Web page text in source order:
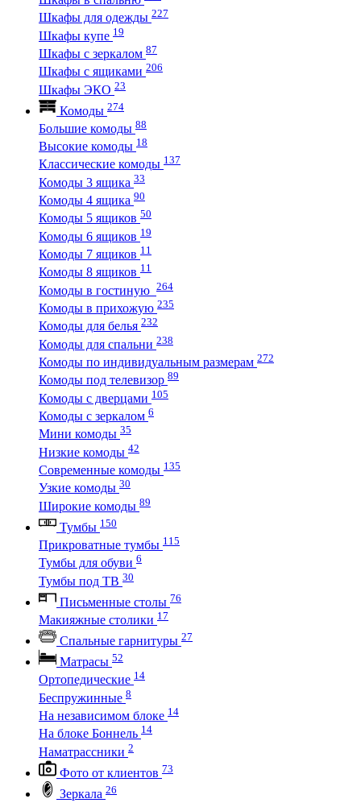
Шкафы для одежды 227
Шкафы купе 19
Шкафы с зеркалом 87
Шкафы с ящиками 206
Шкафы ЭКО 23
Комоды 274
Большие комоды 88
Высокие комоды 18
Классические комоды 137
Комоды 3 ящика 33
Комоды 4 ящика 90
Комоды 5 ящиков 50
Комоды 6 ящиков 19
Комоды 7 ящиков 11
Комоды 8 ящиков 11
Комоды в гостиную 264
Комоды в прихожую 235
Комоды для белья 232
Комоды для спальни 238
Комоды по индивидуальным размерам 272
Комоды под телевизор 89
Комоды с дверцами 105
Комоды с зеркалом 6
Мини комоды 35
Низкие комоды 42
Современные комоды 135
Узкие комоды 30
Широкие комоды 89
Тумбы 150
Прикроватные тумбы 115
Тумбы для обуви 6
Тумбы под ТВ 30
Письменные столы 76
Макияжные столики 17
Спальные гарнитуры 27
Матрасы 52
Ортопедические 14
Беспружинные 8
На независимом блоке 14
На блоке Боннель 14
Наматрассники 2
Фото от клиентов 73
Зеркала 26